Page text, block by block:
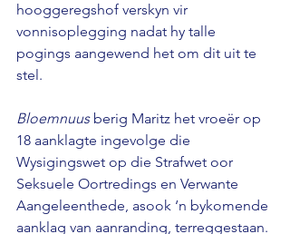
hooggeregshof verskyn vir
vonnisoplegging nadat hy talle
pogings aangewend het om dit uit te
stel.
Bloemnuus berig Maritz het vroeër op
18 aanklagte ingevolge die
Wysigingswet op die Strafwet oor
Seksuele Oortredings en Verwante
Aangeleenthede, asook ‘n bykomende
aanklag van aanranding, terreggestaan.